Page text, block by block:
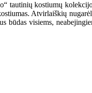
tautinių kostiumų
Atvirlaiškių
visiems,